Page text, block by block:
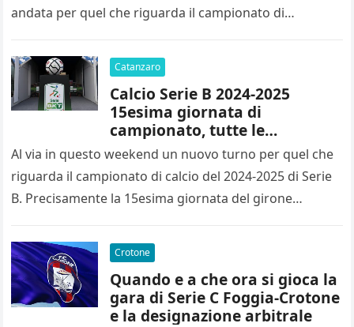
andata per quel che riguarda il campionato di…
Catanzaro
Calcio Serie B 2024-2025
15esima giornata di
campionato, tutte le
designazioni arbitrali
Al via in questo weekend un nuovo turno per quel che
riguarda il campionato di calcio del 2024-2025 di Serie
B. Precisamente la 15esima giornata del girone…
Crotone
Quando e a che ora si gioca la
gara di Serie C Foggia-Crotone
e la designazione arbitrale